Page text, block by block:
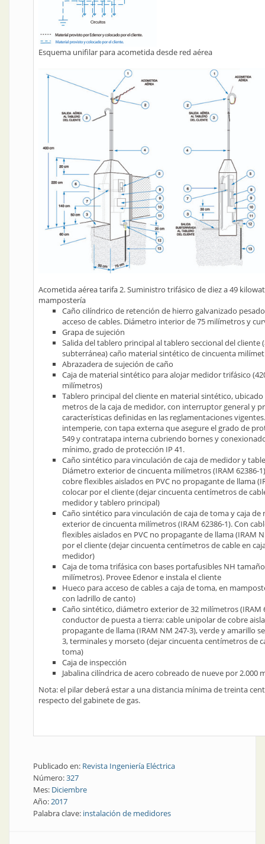
Esquema unifilar para acometida desde red aérea
Acometida aérea tarifa 2. Suministro trifásico de diez a 49
mampostería
Caño cilíndrico de retención de hierro galvanizado
acceso de cables. Diámetro interior de 75 milímetros y
Grapa de sujeción
Salida del tablero principal al tablero seccional del cliente
subterránea) caño material sintético de cincuenta
Abrazadera de sujeción de caño
Caja de material sintético para alojar medidor trifásico
milímetros)
Tablero principal del cliente en material sintético,
metros de la caja de medidor, con interruptor general y
características definidas en las reglamentaciones
intemperie, con tapa externa que asegure el grado de
549 y contratapa interna cubriendo bornes y
mínimo, grado de protección IP 41.
Caño sintético para vinculación de caja de medidor y
Diámetro exterior de cincuenta milímetros (IRAM 62386-
cobre flexibles aislados en PVC no propagante de llama
colocar por el cliente (dejar cincuenta centímetros de
medidor y tablero principal)
Caño sintético para vinculación de caja de toma y caja
exterior de cincuenta milímetros (IRAM 62386-1). Con
flexibles aislados en PVC no propagante de llama (IRAM
por el cliente (dejar cincuenta centímetros de cable en
medidor)
Caja de toma trifásica con bases portafusibles NH tamaño
milímetros). Provee Edenor e instala el cliente
Hueco para acceso de cables a caja de toma, en
con ladrillo de canto)
Caño sintético, diámetro exterior de 32 milímetros (IRAM
conductor de puesta a tierra: cable unipolar de cobre
propagante de llama (IRAM NM 247-3), verde y amarillo
3, terminales y morseto (dejar cincuenta centímetros de
toma)
Caja de inspección
Jabalina cilíndrica de acero cobreado de nueve por 2.000
Nota: el pilar deberá estar a una distancia mínima de treinta
respecto del gabinete de gas.
Publicado en: Revista Ingeniería Eléctrica
Número:327
Mes: Diciembre
Año:2017
Palabra clave: instalación de medidores